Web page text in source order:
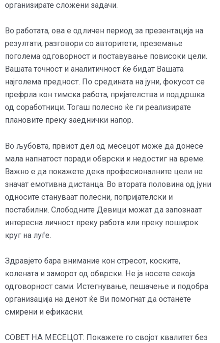
организирате сложени задачи.
Во работата, ова е одличен период за презентација на
резултати, разговори со авторитети, преземање
поголема одговорност и поставување повисоки цели.
Вашата точност и аналитичност ќе бидат Вашата
најголема предност. По средината на јуни, фокусот се
префрла кон тимска работа, пријателства и поддршка
од соработници. Тогаш полесно ќе ги реализирате
плановите преку заеднички напор.
Во љубовта, првиот дел од месецот може да донесе
мала напнатост поради обврски и недостиг на време.
Важно е да покажете дека професионалните цели не
значат емотивна дистанца. Во втората половина од јуни
односите стануваат полесни, попријателски и
постабилни. Слободните Девици можат да запознаат
интересна личност преку работа или преку поширок
круг на луѓе.
Здравјето бара внимание кон стресот, коските,
колената и заморот од обврски. Не ја носете секоја
одговорност сами. Истегнување, пешачење и подобра
организација на денот ќе Ви помогнат да останете
смирени и ефикасни.
СОВЕТ НА МЕСЕЦОТ: Покажете го својот квалитет без